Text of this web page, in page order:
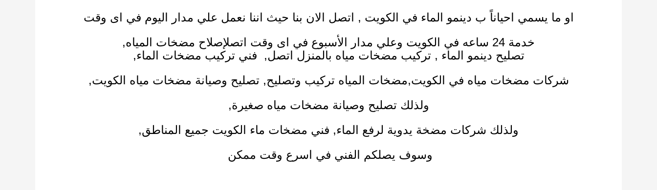
او ما يسمي احياناً ب دينمو الماء في الكويت , اتصل الان بنا حيث اننا نعمل علي مدار اليوم في اى وقت
خدمة 24 ساعه في الكويت وعلي مدار الأسبوع في اى وقت اتصلإصلاح مضخات المياه,
تصليح دينمو الماء , تركيب مضخات مياه بالمنزل اتصل, فني تركيب مضخات الماء,
شركات مضخات مياه في الكويت,مضخات المياه تركيب وتصليح, تصليح وصيانة مضخات مياه الكويت,
ولذلك تصليح وصيانة مضخات مياه صغيرة,
ولذلك شركات مضخة يدوية لرفع الماء, فني مضخات ماء الكويت جميع المناطق,
وسوف يصلكم الفني في اسرع وقت ممكن